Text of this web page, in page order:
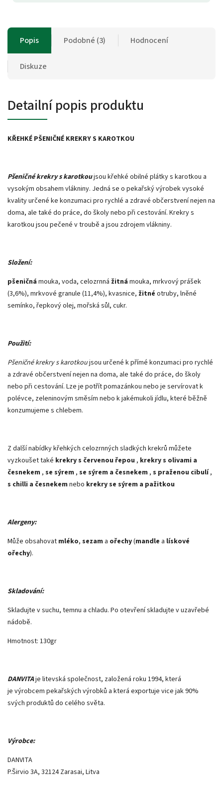
Popis Podobné (3) Hodnocení
Diskuze
Detailní popis produktu
KŘEHKÉ PŠENIČNÉ KREKRY S KAROTKOU
Pšeničné krekry s karotkoujsou křehké obilné plátky s karotkou a
vysokým obsahem vlákniny. Jedná se o pekařský výrobek vysoké
kvality určené ke konzumaci pro rychlé a zdravé občerstvení nejen na
doma, ale také do práce, do školy nebo při cestování. Krekry s
karotkou jsou pečené v troubě a jsou zdrojem vlákniny.
Složení:
pšeničná mouka, voda, celozrnná žitná mouka, mrkvový prášek
(3,6%), mrkvové granule (11,4%), kvasnice, žitné otruby, lněné
semínko, řepkový olej, mořská sůl, cukr.
Použití:
Pšeničné krekry s karotkoujsou určené k přímé konzumaci pro rychlé
a zdravé občerstvení nejen na doma, ale také do práce, do školy
nebo při cestování. Lze je potřít pomazánkou nebo je servírovat k
polévce, zeleninovým směsím nebo k jakémukoli jídlu, které běžně
konzumujeme s chlebem.
Z další nabídky křehkých celozrnných sladkých krekrů můžete
vyzkoušet také krekry s červenou řepou , krekry s olivami a
česnekem , se sýrem , se sýrem a česnekem , s praženou cibulí,
s chilli a česnekem nebo krekry se sýrem a pažitkou
Alergeny:
Může obsahovat mléko, sezam a ořechy(mandle a lískové
ořechy).
Skladování:
Skladujte v suchu, temnu a chladu. Po otevření skladujte v uzavřebé
nádobě.
Hmotnost: 130gr
DANVITAje litevská společnost, založená roku 1994, která
je výrobcem pekařských výrobků a která exportuje vice jak 90%
svých produktů do celého světa.
Výrobce:
DANVITA
P.Širvio 3A, 32124 Zarasai, Litva